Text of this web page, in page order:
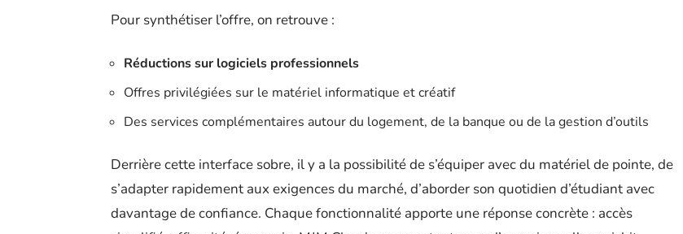
Pour synthétiser l’offre, on retrouve :
Réductions sur logiciels professionnels
Offres privilégiées sur le matériel informatique et créatif
Des services complémentaires autour du logement, de la banque ou de la gestion d’outils
Derrière cette interface sobre, il y a la possibilité de s’équiper avec du matériel de pointe, de
s’adapter rapidement aux exigences du marché, d’aborder son quotidien d’étudiant avec
davantage de confiance. Chaque fonctionnalité apporte une réponse concrète : accès